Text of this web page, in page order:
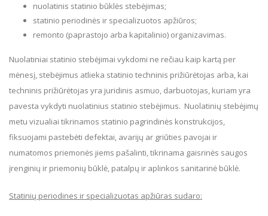
nuolatinis statinio būklės stebėjimas;
statinio periodinės ir specializuotos apžiūros;
remonto (paprastojo arba kapitalinio) organizavimas.
Nuolatiniai statinio stebėjimai vykdomi ne rečiau kaip kartą per
mėnesį, stebėjimus atlieka statinio techninis prižiūrėtojas arba, kai
techninis prižiūrėtojas yra juridinis asmuo, darbuotojas, kuriam yra
pavesta vykdyti nuolatinius statinio stebėjimus. Nuolatinių stebėjimų
metu vizualiai tikrinamos statinio pagrindinės konstrukcijos,
fiksuojami pastebėti defektai, avarijų ar griūties pavojai ir
numatomos priemonės jiems pašalinti, tikrinama gaisrinės saugos
įrenginių ir priemonių būklė, patalpų ir aplinkos sanitarinė būklė.
Statinių periodines ir specializuotas apžiūras sudaro: